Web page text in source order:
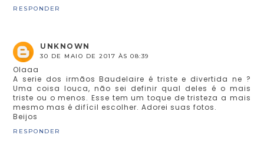
RESPONDER
UNKNOWN
30 DE MAIO DE 2017 ÀS 08:39
Olaaa
A serie dos irmãos Baudelaire é triste e divertida ne ?
Uma coisa louca, não sei definir qual deles é o mais
triste ou o menos. Esse tem um toque de tristeza a mais
mesmo mas é difícil escolher. Adorei suas fotos.
Beijos
RESPONDER